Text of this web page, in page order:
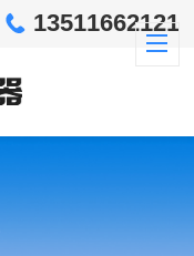
13511662121